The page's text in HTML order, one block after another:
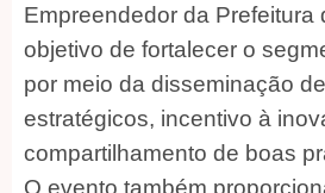
Empreendedor da Prefeitura
objetivo de fortalecer o
por meio da disseminação
estratégicos, incentivo à
compartilhamento de boas
O evento também